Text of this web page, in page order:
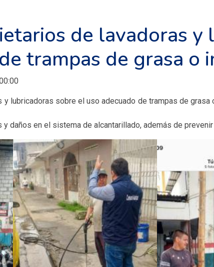
de lavadoras y
trampas de grasa o
lubricadoras sobre el uso adecuado de trampas de
en el sistema de alcantarillado, además de prevenir